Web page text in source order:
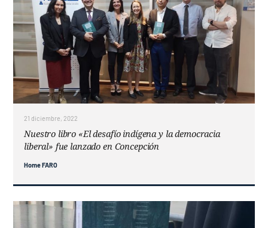
21 diciembre, 2022
Nuestro libro «El desafío indígena y la democracia
liberal» fue lanzado en Concepción
Home FARO